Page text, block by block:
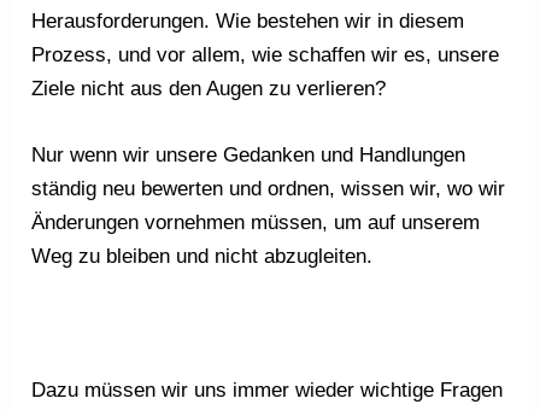
Herausforderungen. Wie bestehen wir in diesem
Prozess, und vor allem, wie schaffen wir es, unsere
Ziele nicht aus den Augen zu verlieren?
Nur wenn wir unsere Gedanken und Handlungen
ständig neu bewerten und ordnen, wissen wir, wo wir
Änderungen vornehmen müssen, um auf unserem
Weg zu bleiben und nicht abzugleiten.
Dazu müssen wir uns immer wieder wichtige Fragen